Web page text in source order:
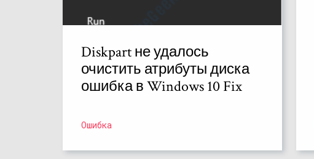
Diskpart не удалось
очистить атрибуты диска
ошибка в Windows 10 Fix
Ошибка